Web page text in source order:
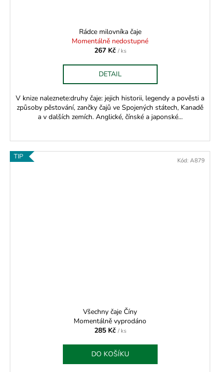
Rádce milovníka čaje
Momentálně nedostupné
267 Kč / ks
DETAIL
V knize naleznete:druhy čaje: jejich historii, legendy a pověsti a
způsoby pěstování, zančky čajů ve Spojených státech, Kanadě
a v dalších zemích. Anglické, čínské a japonské...
TIP
Všechny čaje Číny
Momentálně vyprodáno
285 Kč / ks
DO KOŠÍKU
Kód: A879